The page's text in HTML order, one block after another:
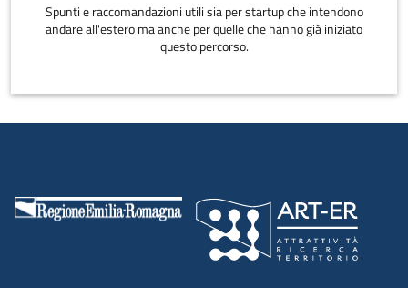
Spunti e raccomandazioni utili sia per startup che intendono
andare all'estero ma anche per quelle che hanno già iniziato
questo percorso.